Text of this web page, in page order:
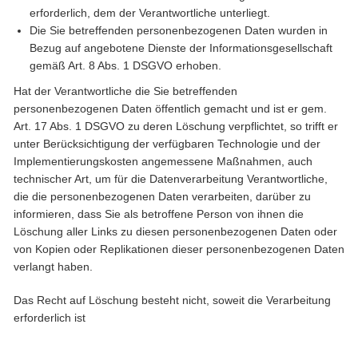
erforderlich, dem der Verantwortliche unterliegt.
Die Sie betreffenden personenbezogenen Daten wurden in
Bezug auf angebotene Dienste der Informationsgesellschaft
gemäß Art. 8 Abs. 1 DSGVO erhoben.
Hat der Verantwortliche die Sie betreffenden
personenbezogenen Daten öffentlich gemacht und ist er gem.
Art. 17 Abs. 1 DSGVO zu deren Löschung verpflichtet, so trifft er
unter Berücksichtigung der verfügbaren Technologie und der
Implementierungskosten angemessene Maßnahmen, auch
technischer Art, um für die Datenverarbeitung Verantwortliche,
die die personenbezogenen Daten verarbeiten, darüber zu
informieren, dass Sie als betroffene Person von ihnen die
Löschung aller Links zu diesen personenbezogenen Daten oder
von Kopien oder Replikationen dieser personenbezogenen Daten
verlangt haben.
Das Recht auf Löschung besteht nicht, soweit die Verarbeitung
erforderlich ist